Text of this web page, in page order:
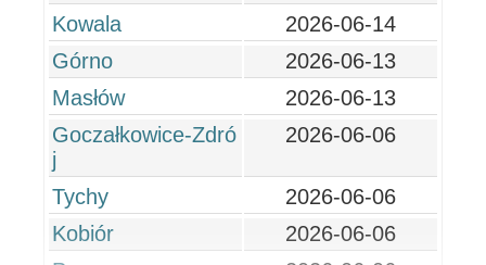
Kowala
2026-06-14
Górno
2026-06-13
Masłów
2026-06-13
Goczałkowice-Zdró
j
2026-06-06
Tychy
2026-06-06
Kobiór
2026-06-06